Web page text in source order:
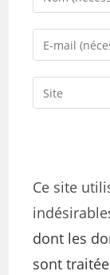
Ce site
dont les
sont